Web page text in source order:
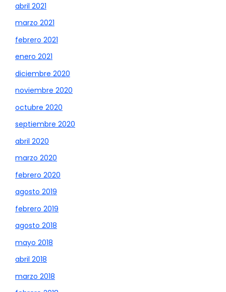
abril 2021
marzo 2021
febrero 2021
enero 2021
diciembre 2020
noviembre 2020
octubre 2020
septiembre 2020
abril 2020
marzo 2020
febrero 2020
agosto 2019
febrero 2019
agosto 2018
mayo 2018
abril 2018
marzo 2018